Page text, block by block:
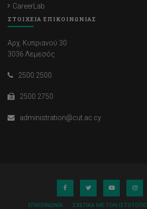
CareerLab
ΣΤΟΙΧΕΙΑ ΕΠΙΚΟΙΝΩΝΙΑΣ
Αρχ. Κυπριανού 30
3036 Λεμεσός
2500 2500
2500 2750
administration@cut.ac.cy
ΕΠΙΚΟΙΝΩΝΊΑ ΣΧΕΤΙΚΆ ΜΕ ΤΟΝ ΙΣΤΌΤΟΠΟ